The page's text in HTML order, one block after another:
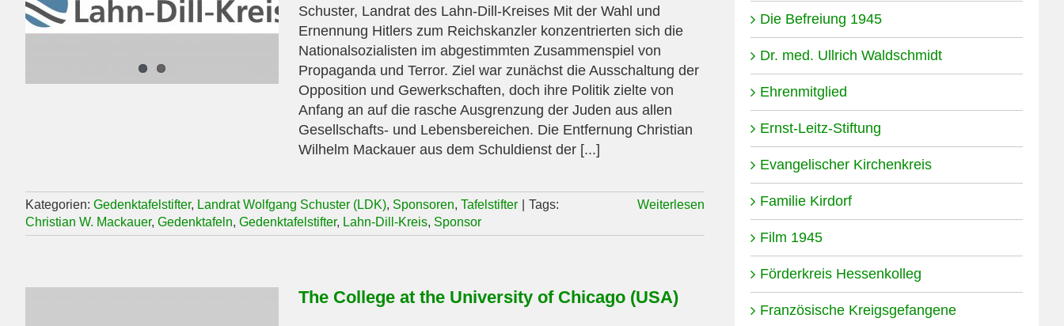
Schuster, Landrat des Lahn-Dill-Kreises Mit der Wahl und
Ernennung Hitlers zum Reichskanzler konzentrierten sich die
Nationalsozialisten im abgestimmten Zusammenspiel von
Propaganda und Terror. Ziel war zunächst die Ausschaltung der
Opposition und Gewerkschaften, doch ihre Politik zielte von
Anfang an auf die rasche Ausgrenzung der Juden aus allen
Gesellschafts- und Lebensbereichen. Die Entfernung Christian
Wilhelm Mackauer aus dem Schuldienst der [...]
Kategorien: Gedenktafelstifter, Landrat Wolfgang Schuster (LDK), Sponsoren, Tafelstifter
Tags:
Christian W. Mackauer, Gedenktafeln, Gedenktafelstifter, Lahn-Dill-Kreis, Sponsor
Weiterlesen
The College at the University of Chicago (USA)
Die Befreiung 1945
Dr. med. Ullrich Waldschmidt
Ehrenmitglied
Ernst-Leitz-Stiftung
Evangelischer Kirchenkreis
Familie Kirdorf
Film 1945
Förderkreis Hessenkolleg
Französische Kreigsgefangene